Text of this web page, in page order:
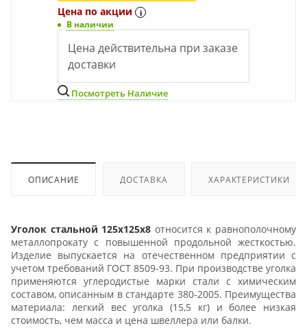
Цена по акции i
В наличии
Цена действительна при заказе
доставки
Посмотреть Наличие
ОПИСАНИЕ ДОСТАВКА ХАРАКТЕРИСТИКИ
Уголок стальной 125x125x8 относится к равнополочному
металлопрокату с повышенной продольной жесткостью.
Изделие выпускается на отечественном предприятии с
учетом требований ГОСТ 8509-93. При производстве уголка
применяются углеродистые марки стали с химическим
составом, описанным в стандарте 380-2005. Преимущества
материала: легкий вес уголка (15,5 кг) и более низкая
стоимость, чем масса и цена швеллера или балки.